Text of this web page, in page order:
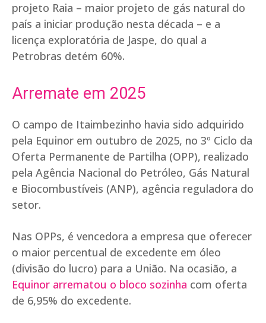
projeto Raia – maior projeto de gás natural do
país a iniciar produção nesta década – e a
licença exploratória de Jaspe, do qual a
Petrobras detém 60%.
Arremate em 2025
O campo de Itaimbezinho havia sido adquirido
pela Equinor em outubro de 2025, no 3º Ciclo da
Oferta Permanente de Partilha (OPP), realizado
pela Agência Nacional do Petróleo, Gás Natural
e Biocombustíveis (ANP), agência reguladora do
setor.
Nas OPPs, é vencedora a empresa que oferecer
o maior percentual de excedente em óleo
(divisão do lucro) para a União. Na ocasião, a
Equinor arrematou o bloco sozinha com oferta
de 6,95% do excedente.